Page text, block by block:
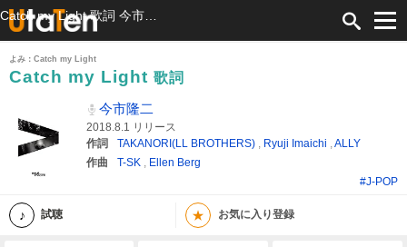
よみ：Catch my Light
Catch my Light 歌詞
今市隆二
2018.8.1 リリース
作詞
TAKANORI(LL BROTHERS) , Ryuji Imaichi ,ALLY
作曲
T-SK , Ellen Berg
#J-POP
試聴 ★ お気に入り登録